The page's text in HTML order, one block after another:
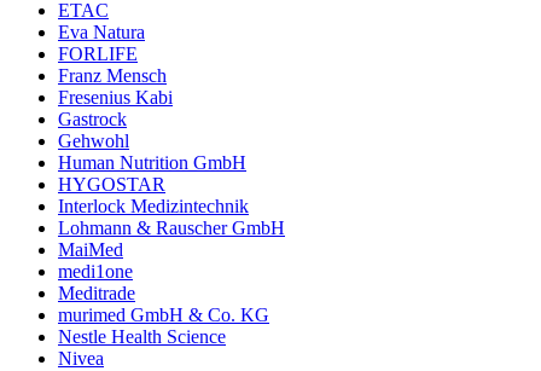
ETAC
Eva Natura
FORLIFE
Franz Mensch
Fresenius Kabi
Gastrock
Gehwohl
Human Nutrition GmbH
HYGOSTAR
Interlock Medizintechnik
Lohmann & Rauscher GmbH
MaiMed
medi1one
Meditrade
murimed GmbH & Co. KG
Nestle Health Science
Nivea